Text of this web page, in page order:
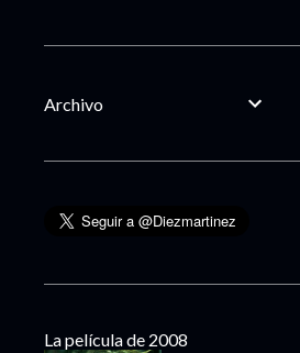
Archivo
La película de 2008